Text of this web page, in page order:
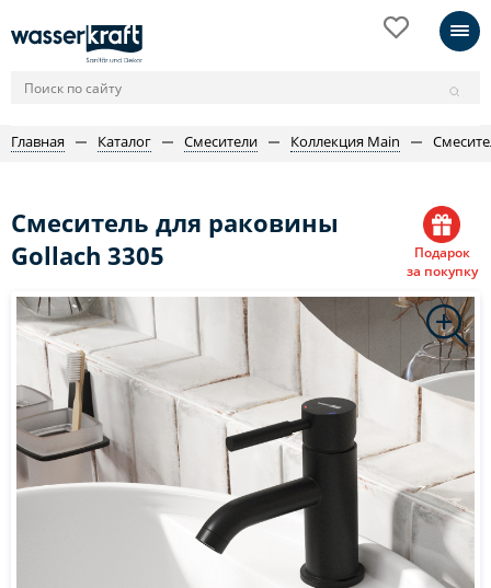
Главная Каталог Смесители Коллекция Main
Смеситель для раковины
Gollach 3305
Подарок
за покупку